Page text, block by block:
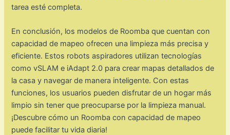
tarea esté completa.
En conclusión, los modelos de Roomba que cuentan con
capacidad de mapeo ofrecen una limpieza más precisa y
eficiente. Estos robots aspiradores utilizan tecnologías
como vSLAM e iAdapt 2.0 para crear mapas detallados de
la casa y navegar de manera inteligente. Con estas
funciones, los usuarios pueden disfrutar de un hogar más
limpio sin tener que preocuparse por la limpieza manual.
¡Descubre cómo un Roomba con capacidad de mapeo
puede facilitar tu vida diaria!